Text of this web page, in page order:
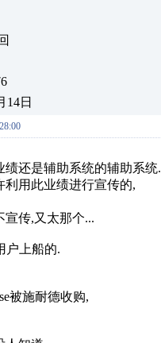
14日
绩还是辅助系统的辅助系统.
利用此业绩进行宣传的,
宣传,又太那个...
户上船的.
被施耐德收购,